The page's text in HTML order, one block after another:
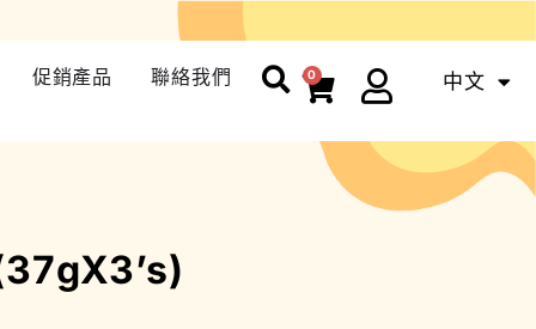
促銷產品 聯絡我們 0 中文
ENG